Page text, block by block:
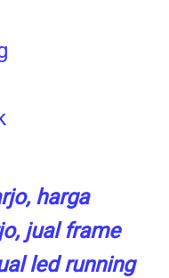
harga
jual frame
led running